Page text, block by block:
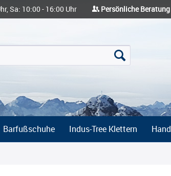
Sa: 10:00 - 16:00 Uhr Persönliche Beratung
Barfußschuhe Indus-Tree Klettern